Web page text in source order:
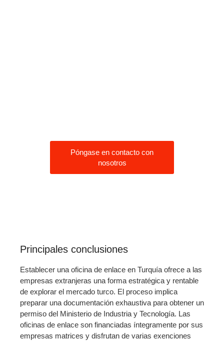
Póngase en contacto con
nosotros
Principales conclusiones
Establecer una oficina de enlace en Turquía ofrece a las
empresas extranjeras una forma estratégica y rentable
de explorar el mercado turco. El proceso implica
preparar una documentación exhaustiva para obtener un
permiso del Ministerio de Industria y Tecnología. Las
oficinas de enlace son financiadas íntegramente por sus
empresas matrices y disfrutan de varias exenciones